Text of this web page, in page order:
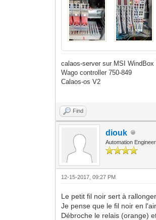
calaos-server sur MSI WindBox
Wago controller 750-849
Calaos-os V2
Find
diouk
Automation Engineer
12-15-2017, 09:27 PM
Le petit fil noir sert à
Je pense que le fil noir en
Débroche le relais (orange)